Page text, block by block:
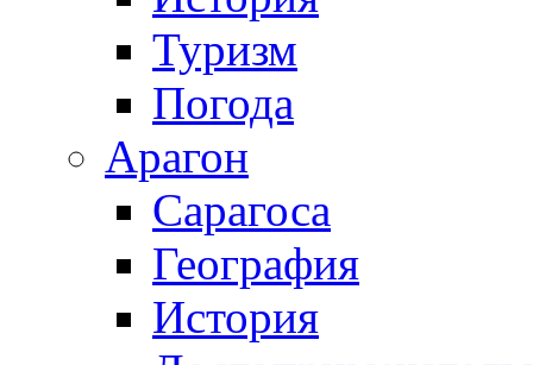
Туризм
Погода
Арагон
Сарагоса
География
История